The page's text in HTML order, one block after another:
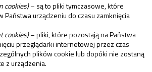
cookies)– są to pliki tymczasowe, które
urządzeniu do czasu zamknięcia
cookies)– pliki, które pozostają na Państwa
przeglądarki internetowej przez czas
plików cookie lub dopóki nie zostaną
z urządzenia.